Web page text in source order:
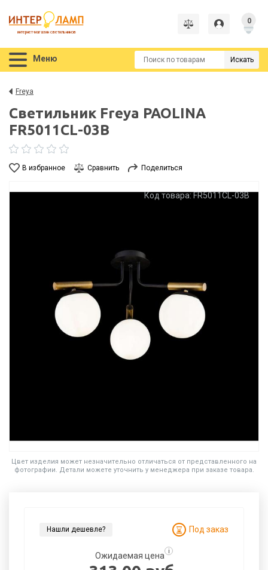
интернет-магазин светильников
0
Меню Искать
Freya
Светильник Freya PAOLINA
FR5011CL-03B
В избранное Сравнить Поделиться
Код товара: FR5011CL-03B
Цвет изделия может незначительно отличаться от представленного на
фотографии. Детали можете уточнить у менеджера при заказе товара.
Нашли дешевле? Под заказ
Ожидаемая цена i